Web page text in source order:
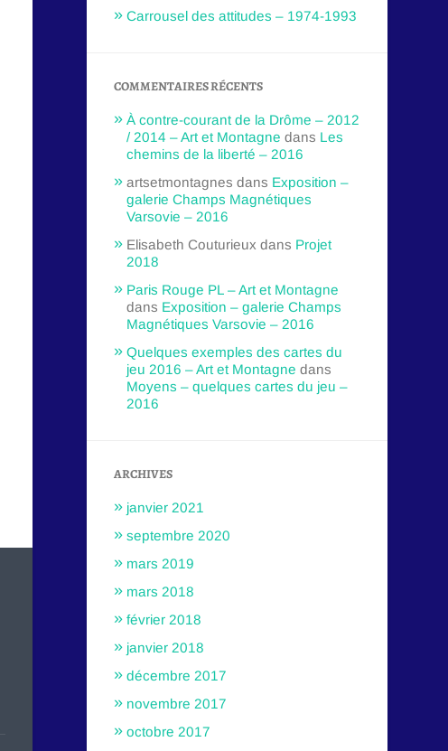
Carrousel des attitudes – 1974-1993
COMMENTAIRES RÉCENTS
À contre-courant de la Drôme – 2012
/ 2014 – Art et Montagne dans Les
chemins de la liberté – 2016
artsetmontagnes dans Exposition –
galerie Champs Magnétiques
Varsovie – 2016
Elisabeth Couturieux dans Projet
2018
Paris Rouge PL – Art et Montagne
dans Exposition – galerie Champs
Magnétiques Varsovie – 2016
Quelques exemples des cartes du
jeu 2016 – Art et Montagne dans
Moyens – quelques cartes du jeu –
2016
ARCHIVES
janvier 2021
septembre 2020
mars 2019
mars 2018
février 2018
janvier 2018
décembre 2017
novembre 2017
octobre 2017